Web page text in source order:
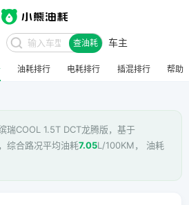
查油耗 车主
油耗排行 电耗排行 插混排行 帮助
瑞COOL 1.5T DCT龙腾版，基于
综合路况平均油耗7.05L/100KM， 油耗